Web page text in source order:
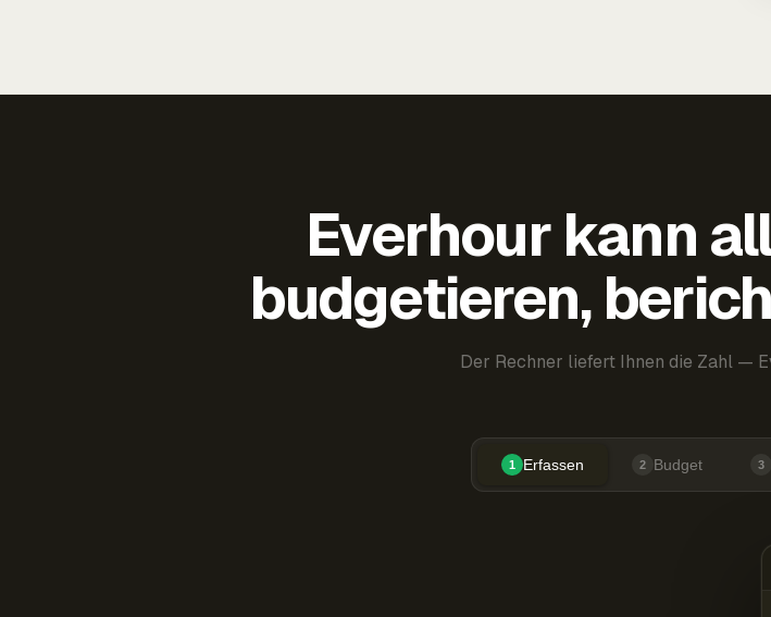
Everhour kann
budgetieren,
Der Rechner liefert Ihnen die Zahl —
1 Erfassen 2 Budget 3